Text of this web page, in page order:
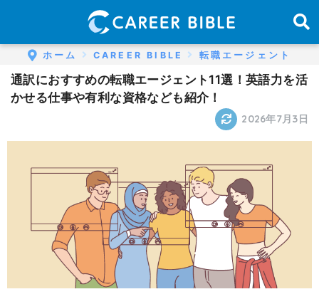
ホーム CAREER BIBLE 転職エージェント
通訳におすすめの転職エージェント11選！英語力を活
かせる仕事や有利な資格なども紹介！
2026年7月3日